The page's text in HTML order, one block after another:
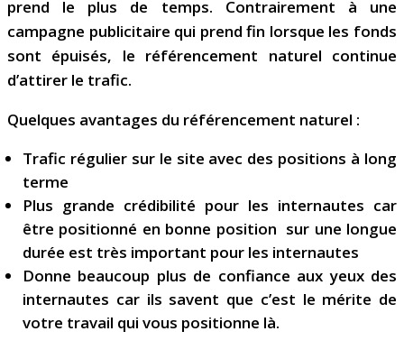
prend le plus de temps. Contrairement à une
campagne publicitaire qui prend fin lorsque les fonds
sont épuisés, le référencement naturel continue
d’attirer le trafic.
Quelques avantages du référencement naturel :
Trafic régulier sur le site avec des positions à long
terme
Plus grande crédibilité pour les internautes car
être positionné en bonne position sur une longue
durée est très important pour les internautes
Donne beaucoup plus de confiance aux yeux des
internautes car ils savent que c’est le mérite de
votre travail qui vous positionne là.